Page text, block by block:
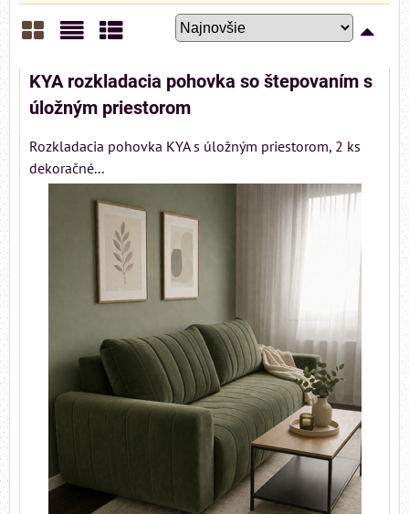
Mriežka
KYA rozkladacia pohovka so štepovaním s
úložným priestorom
Rozkladacia pohovka KYA s úložným priestorom, 2 ks
dekoračné...